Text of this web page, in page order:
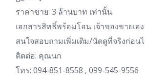
ราคาขาย: 3 ล้านบาท เท่านั้น
เอกสารสิทธิ์พร้อมโอน เจ้าของขายเอง
สนใจสอบถามเพิ่มเติม/นัดดูที่จริงก่อน
ติดต่อ: คุณนก
โทร: 094-851-8558 , 099-545-9556